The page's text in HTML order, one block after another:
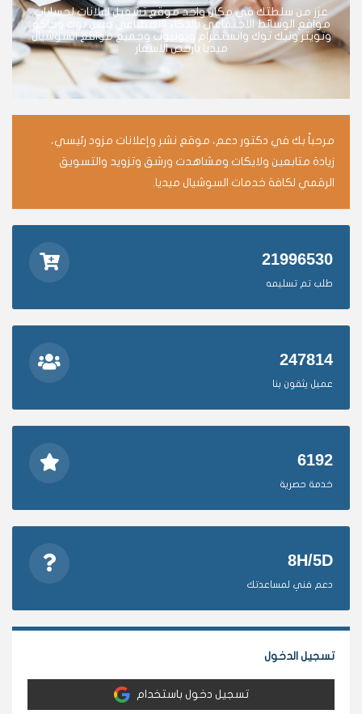
عزز من سلطتك في مكان واحد موقع تشغيل اعلانات لحسابات
مواقع الوسائط الاجتماعي بالذكاء الاصطناعي فيس بوك وجاكو
وتويتر وتيك توك وانستقرام ويوتيوب وجميع مواقع السوشيال
ميديا بارخص الاسعار
مرحباً بك في دكتور دعم، موقع نشر وإعلانات مزود رئيسي،
زيادة متابعين ولايكات ومشاهدت ورشق وتزويد والتسويق
الرقمي لكافة خدمات السوشيال ميديا.
21996530
طلب تم تسليمه
247814
عميل يثقون بنا
6192
خدمة حصرية
8H/5D
دعم فني لمساعدتك
تسجيل الدخول
تسجيل دخول باستخدام